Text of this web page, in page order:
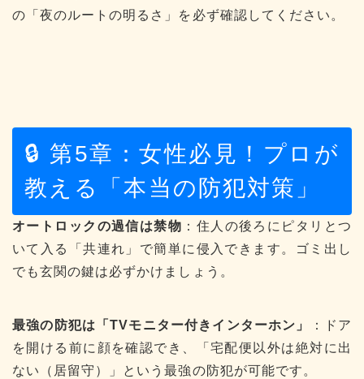
の「夜のルートの明るさ」を必ず確認してください。
🔒 第5章：女性必見！プロが
教える「本当の防犯対策」
オートロックの過信は禁物 ：住人の後ろにピタリとつ
いて入る「共連れ」で簡単に侵入できます。ゴミ出し
でも玄関の鍵は必ずかけましょう。
最強の防犯は「TVモニター付きインターホン」
：ドア
を開ける前に顔を確認でき、「宅配便以外は絶対に出
ない（居留守）」という最強の防犯が可能です。